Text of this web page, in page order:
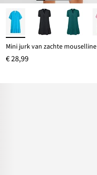
Mini jurk van zachte mouselline
€ 28,99